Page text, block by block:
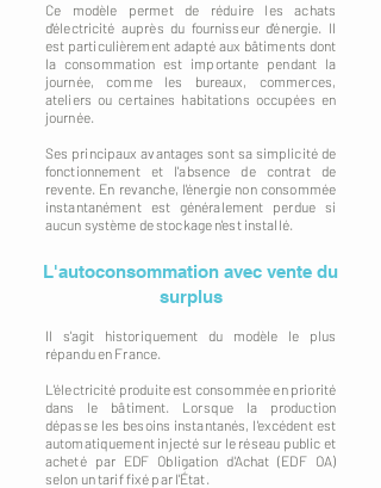
Ce modèle permet de réduire les achats
d'électricité auprès du fournisseur d'énergie. Il
est particulièrement adapté aux bâtiments dont
la consommation est importante pendant la
journée, comme les bureaux, commerces,
ateliers ou certaines habitations occupées en
journée.
Ses principaux avantages sont sa simplicité de
fonctionnement et l'absence de contrat de
revente. En revanche, l'énergie non consommée
instantanément est généralement perdue si
aucun système de stockage n'est installé.
L'autoconsommation avec vente du
surplus
Il s'agit historiquement du modèle le plus
répandu en France.
L'électricité produite est consommée en priorité
dans le bâtiment. Lorsque la production
dépasse les besoins instantanés, l'excédent est
automatiquement injecté sur le réseau public et
acheté par EDF Obligation d'Achat (EDF OA)
selon un tarif fixé par l'État.